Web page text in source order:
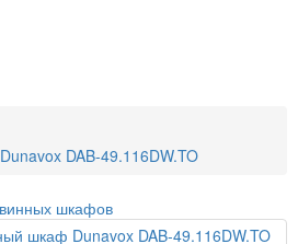
Dunavox DAB-49.116DW.TO